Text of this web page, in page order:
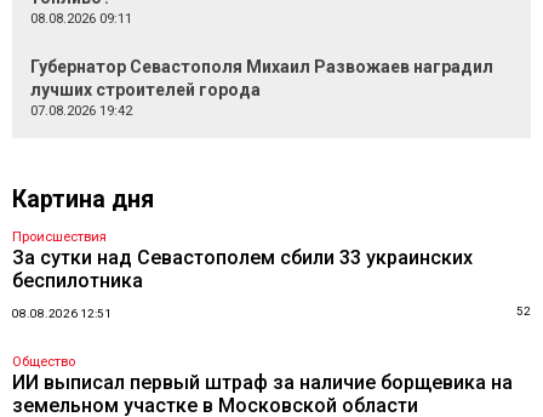
08.08.2026 09:11
Губернатор Севастополя Михаил Развожаев наградил
лучших строителей города
07.08.2026 19:42
Картина дня
Происшествия
За сутки над Севастополем сбили 33 украинских
беспилотника
08.08.2026 12:51 52
Общество
ИИ выписал первый штраф за наличие борщевика на
земельном участке в Московской области